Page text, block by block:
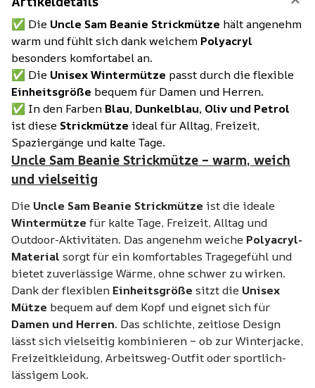
✅ Die Uncle Sam Beanie Strickmütze hält angenehm
warm und fühlt sich dank weichemPolyacryl
besonders komfortabel an.
✅ Die Unisex Wintermütze passt durch die flexible
Einheitsgröße bequem für Damen und Herren.
✅ In den FarbenBlau, Dunkelblau, Oliv und Petrol
ist diese Strickmütze ideal für Alltag, Freizeit,
Spaziergänge und kalte Tage.
Uncle Sam Beanie Strickmütze – warm, weich
und vielseitig
Die Uncle Sam Beanie Strickmütze ist die ideale
Wintermütze für kalte Tage, Freizeit, Alltag und
Outdoor-Aktivitäten. Das angenehm weiche Polyacryl-
Material sorgt für ein komfortables Tragegefühl und
bietet zuverlässige Wärme, ohne schwer zu wirken.
Dank der flexiblen Einheitsgröße sitzt die Unisex
Mütze bequem auf dem Kopf und eignet sich für
Damen und Herren. Das schlichte, zeitlose Design
lässt sich vielseitig kombinieren – ob zur Winterjacke,
Freizeitkleidung, Arbeitsweg-Outfit oder sportlich-
lässigem Look.